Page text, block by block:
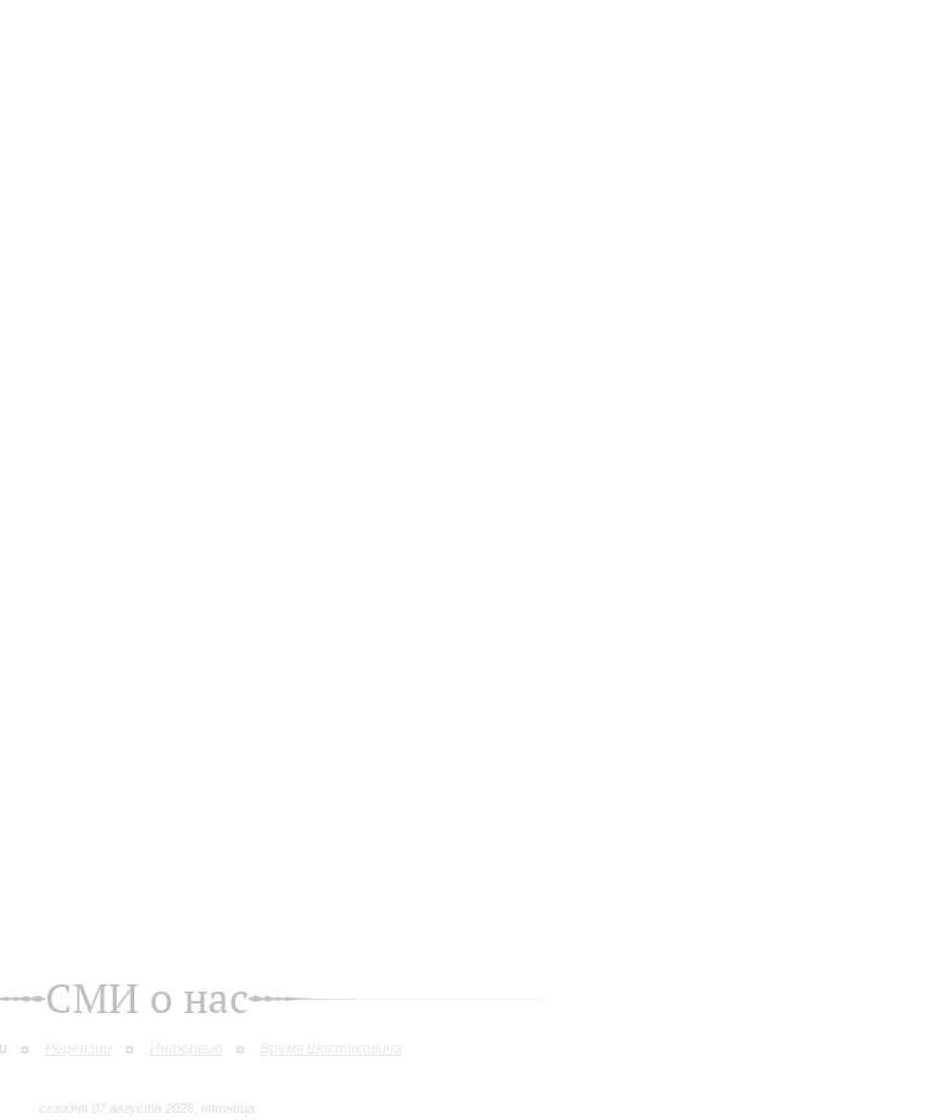
СМИ о нас
Рецензии Интервью Время Шостаковича
сегодня 07 августа 2026, пятница